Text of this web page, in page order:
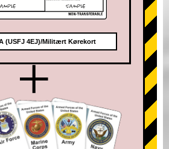
(USFJ 4EJ)/Militært Kørekort
+